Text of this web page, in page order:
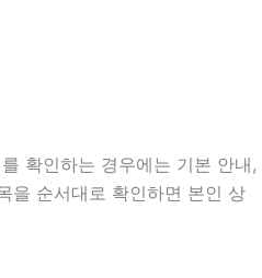
확인하는 경우에는 기본 안내,
을 순서대로 확인하면 본인 상